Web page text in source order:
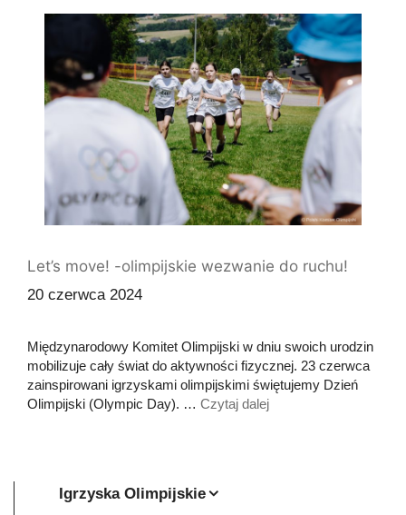
Let’s move! -olimpijskie wezwanie do ruchu!
20 czerwca 2024
Międzynarodowy Komitet Olimpijski w dniu swoich urodzin
mobilizuje cały świat do aktywności fizycznej. 23 czerwca
zainspirowani igrzyskami olimpijskimi świętujemy Dzień
Olimpijski (Olympic Day). … Czytaj dalej
Igrzyska Olimpijskie